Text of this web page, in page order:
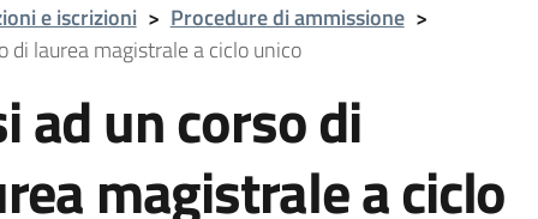
e iscrizioni > Procedure di ammissione >
di laurea magistrale a ciclo unico
un corso di
magistrale a ciclo